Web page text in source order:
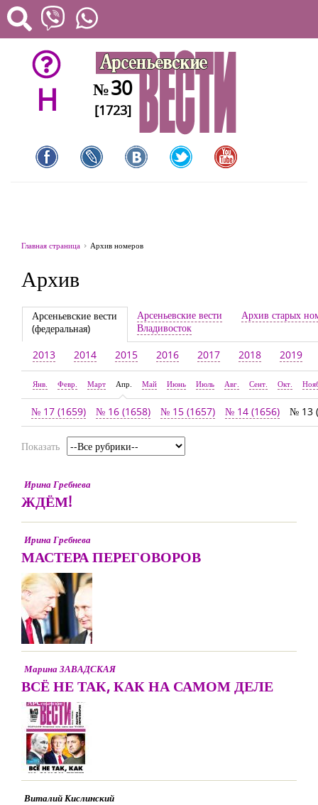
H №30
[1723]
Главная страница Архив номеров
Архив
Арсеньевские вести
(федеральная)
Арсеньевские вести
Владивосток
Архив старых
2013 2014 2015 2016 2017 2018 2019
Янв. Февр. Март Апр. Май Июнь Июль Авг. Сент. Окт.
№ 17 (1659) № 16 (1658) № 15 (1657) № 14 (1656) № 13
Показать
Ирина Гребнева
ЖДЁМ!
Ирина Гребнева
МАСТЕРА ПЕРЕГОВОРОВ
Марина ЗАВАДСКАЯ
ВСЁ НЕ ТАК, КАК НА САМОМ ДЕЛЕ
Виталий Кислинский